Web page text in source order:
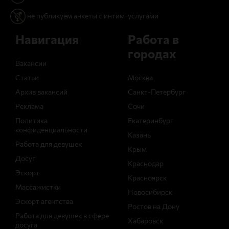
не публикуем анкеты с интим-услугами
Навигация
Вакансии
Статьи
Архив вакансий
Реклама
Политика
конфиденциальности
Работа для девушек
Досуг
Эскорт
Массажистки
Эскорт агентства
Работа для девушек в сфере
досуга
Работа в
городах
Москва
Санкт-Петербург
Сочи
Екатеринбург
Казань
Крым
Краснодар
Красноярск
Новосибирск
Ростов на Дону
Хабаровск